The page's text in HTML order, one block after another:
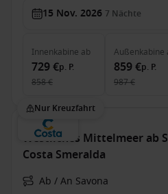
15 Nov. 2026 7 Nächte
Innenkabine ab
729 €p. P.
858 €
Außenkabine
859 €p. P.
987 €
Nur Kreuzfahrt
Westliches Mittelmeer ab
Costa Smeralda
Ab / An Savona